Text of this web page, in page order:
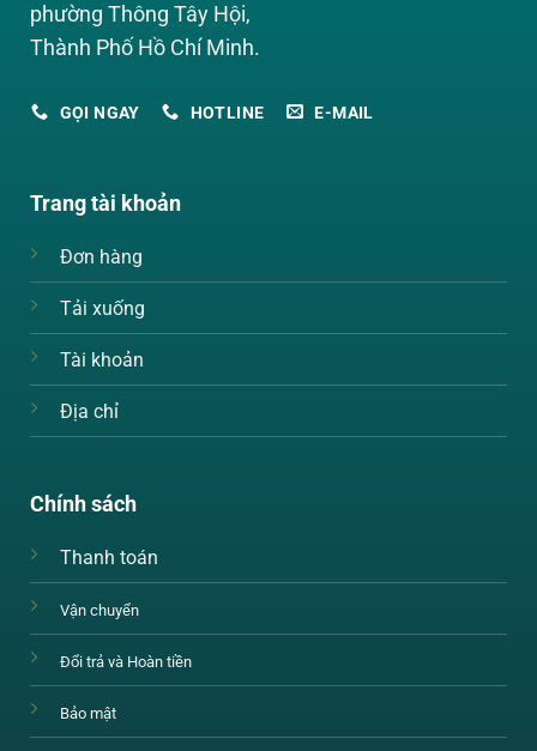
phường Thông Tây Hội,
Thành Phố Hồ Chí Minh.
GỌI NGAY HOTLINE E-MAIL
Trang tài khoản
Đơn hàng
Tải xuống
Tài khoản
Địa chỉ
Chính sách
Thanh toán
Vận chuyển
Đổi trả và Hoàn tiền
Bảo mật